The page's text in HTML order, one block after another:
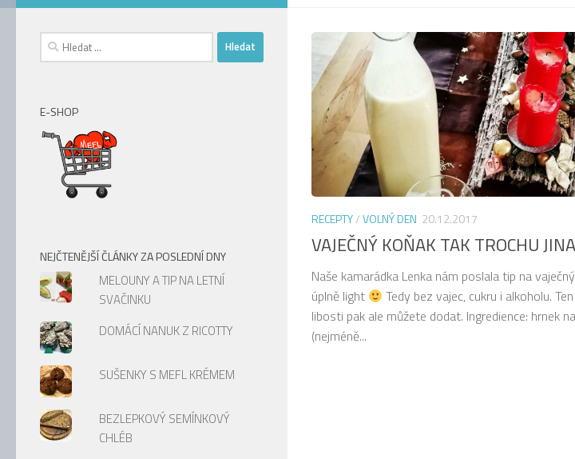
RECEPTY/VOLNÝ DEN 20.12.2017
VAJEČNÝ KOŇAK TAK TROCHU
Naše kamarádka Lenka nám poslala tip na
úplně light
Tedy bez vajec, cukru i alkoholu.
libosti pak ale můžete dodat. Ingredience: hrnek
(nejméně...
Vyhledávání
E-SHOP
NEJČTENĚJŠÍ ČLÁNKY ZA POSLEDNÍ DNY
MELOUNY A TIP NA LETNÍ
SVAČINKU
DOMÁCÍ NANUK Z RICOTTY
SUŠENKY S MEFL KRÉMEM
BEZLEPKOVÝ SEMÍNKOVÝ
CHLÉB